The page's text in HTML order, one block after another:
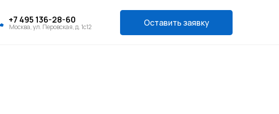
Оставить заявку
+7 495 136-28-60
Москва, ул. Перовская, д. 1с12